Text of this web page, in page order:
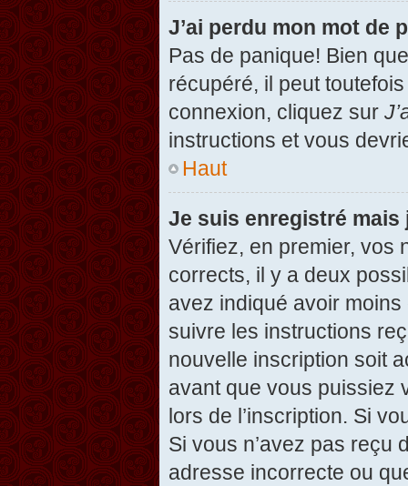
J’ai perdu mon mot de
Pas de panique! Bien
récupéré, il peut
connexion, cliquez sur
instructions et vous
Haut
Je suis enregistré mais
Vérifiez, en premier, vos
corrects, il y a deux
avez indiqué avoir
suivre les instructions
nouvelle inscription soit
avant que vous puissiez
lors de l’inscription. Si
Si vous n’avez pas reçu
adresse incorrecte ou